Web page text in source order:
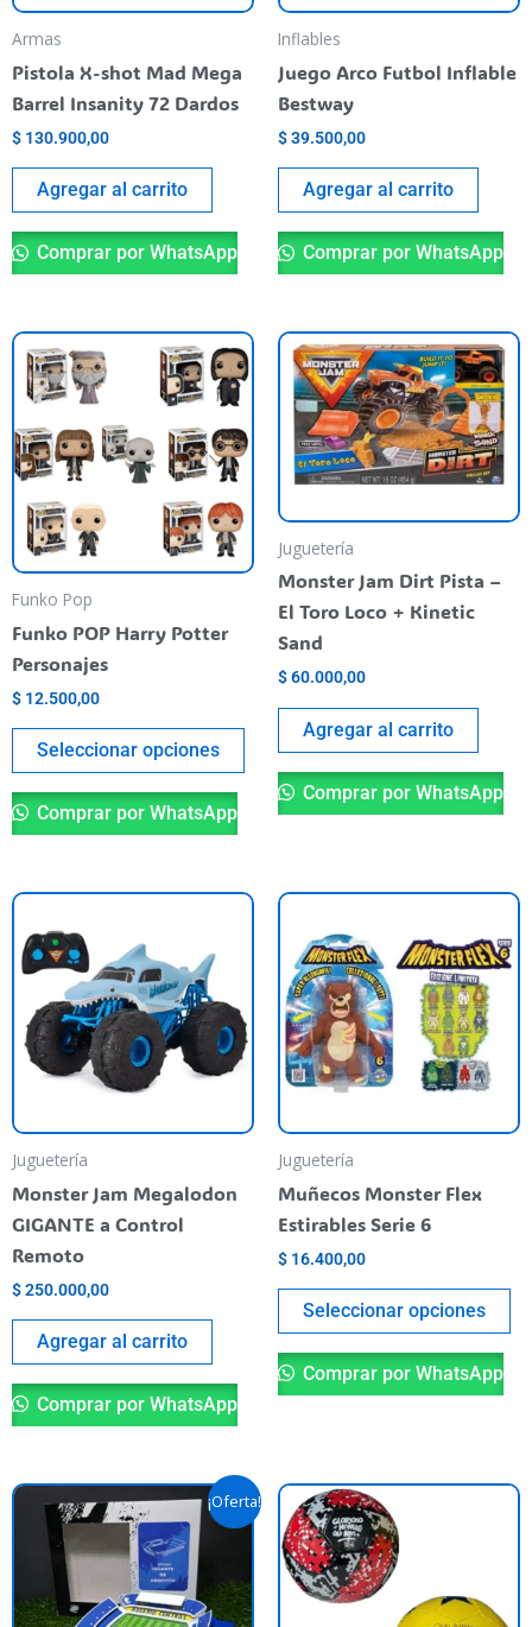
Armas
Pistola X-shot Mad Mega
Barrel Insanity 72 Dardos
$ 130.900,00
Agregar al carrito
Comprar por WhatsApp
Inflables
Juego Arco Futbol Inflable
Bestway
$39.500,00
Agregar al carrito
Comprar por WhatsApp
Funko Pop
Funko POP Harry Potter
Personajes
$ 12.500,00
Seleccionar opciones
This
product
multiple
variants.
options
may
chosen
product
page
Comprar por WhatsApp
Juguetería
Monster Jam Dirt Pista –
El Toro Loco + Kinetic
Sand
$60.000,00
Agregar al carrito
Comprar por WhatsApp
Juguetería
Monster Jam Megalodon
GIGANTE a Control
Remoto
$250.000,00
Agregar al carrito
Comprar por WhatsApp
Juguetería
Muñecos Monster Flex
Estirables Serie 6
$ 16.400,00
Seleccionar opciones
Comprar por WhatsApp
¡Oferta!
Original
price
was:
$ 59.900,00.
Current
price
is:
$ 40.000,00.